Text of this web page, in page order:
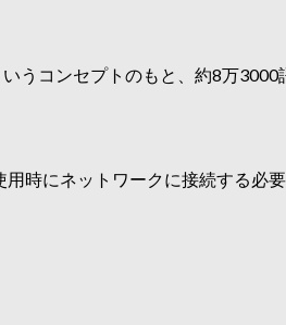
うコンセプトのもと、約8万
時にネットワークに接続する必